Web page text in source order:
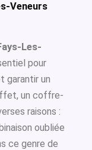
Veneurs
Les-
pour
garantir un
un coffre-
raisons :
oubliée
ce genre de